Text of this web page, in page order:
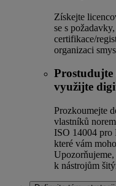
Získejte
se s
certifikace/
organizaci
využijte
Prozkoumejte
vlastníků
ISO 14004 pro
které vám
k nástrojům